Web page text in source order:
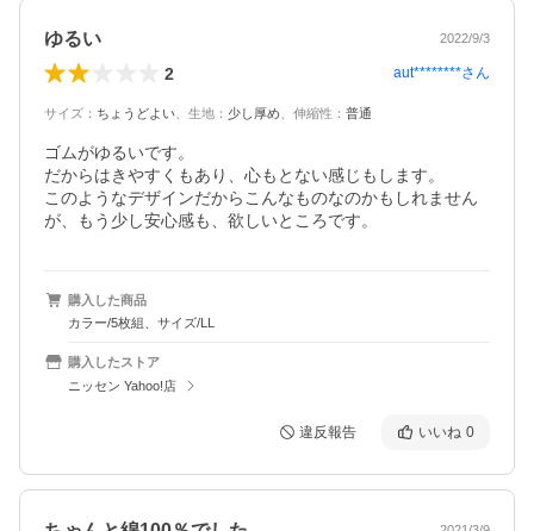
ゆるい 2022/9/3
2 aut********さん
サイズ ： ちょうどよい 生地 ： 少し厚め 伸縮性 ： 普通
ゴムがゆるいです。
だからはきやすくもあり、心もとない感じもします。
このようなデザインだからこんなものなのかもしれません
が、もう少し安心感も、欲しいところです。
購入した商品
カラー/5枚組、サイズ/LL
購入したストア
ニッセン Yahoo!店
違反報告 いいね 0